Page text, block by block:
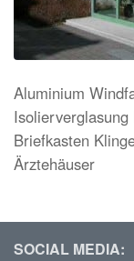
Aluminium
Briefkasten
Ärztehäuser
SOCIAL MEDIA: